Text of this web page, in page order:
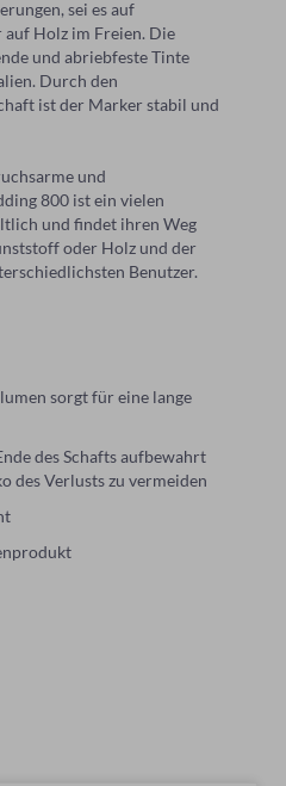
sei es auf
auf Holz im Freien. Die
und abriebfeste Tinte
Durch den
ist der Marker stabil und
und
800 ist ein vielen
und findet ihren Weg
oder Holz und der
Benutzer.
sorgt für eine lange
des Schafts aufbewahrt
des Verlusts zu vermeiden